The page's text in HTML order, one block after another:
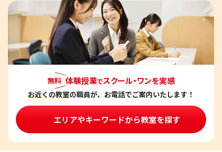
無料 体験授業でスクール・ワンを実感
お近くの教室の職員が、お電話でご案内いたします！
エリアやキーワードから教室を探す